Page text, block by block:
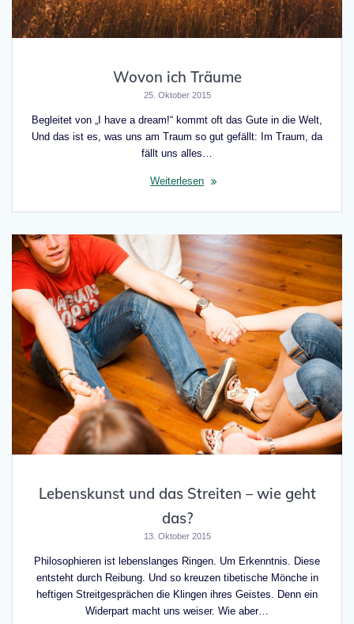
Wovon ich Träume
25. Oktober 2015
Begleitet von „I have a dream!“ kommt oft das Gute in die Welt,
Und das ist es, was uns am Traum so gut gefällt: Im Traum, da
fällt uns alles…
Weiterlesen
Lebenskunst und das Streiten – wie geht
das?
13. Oktober 2015
Philosophieren ist lebenslanges Ringen. Um Erkenntnis. Diese
entsteht durch Reibung. Und so kreuzen tibetische Mönche in
heftigen Streitgesprächen die Klingen ihres Geistes. Denn ein
Widerpart macht uns weiser. Wie aber…